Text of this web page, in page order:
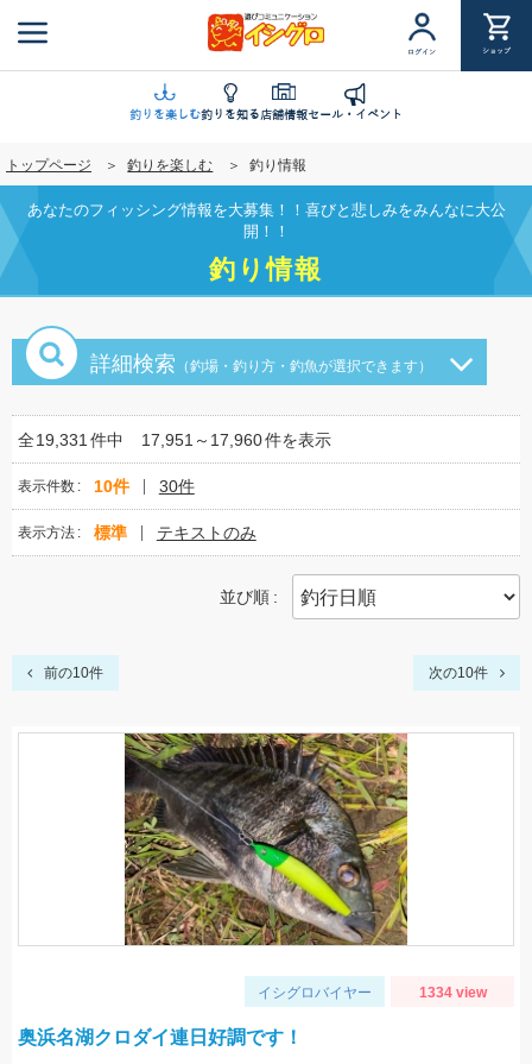
ン
に
移
動
ログイン ショップ
釣りを楽しむ釣りを知る店舗情報セール・イベント
トップページ 釣りを楽しむ 釣り情報
あなたのフィッシング情報を大募集！！喜びと悲しみをみんなに大公
開！！
釣り情報
詳細検索 （釣場・釣り方・釣魚が選択できます）
全19,331 件中 17,951～17,960件を表示
表示件数 10件 30件
表示方法 標準 テキストのみ
並び順
前の10件 次の10件
イシグロバイヤー 1334 view
奥浜名湖クロダイ連日好調です！